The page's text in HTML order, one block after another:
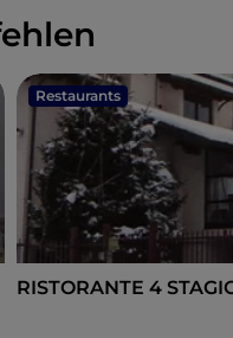
Restaurants
RISTORANTE 4